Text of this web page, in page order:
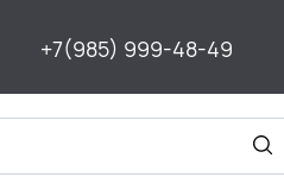
+7(985) 999-48-49